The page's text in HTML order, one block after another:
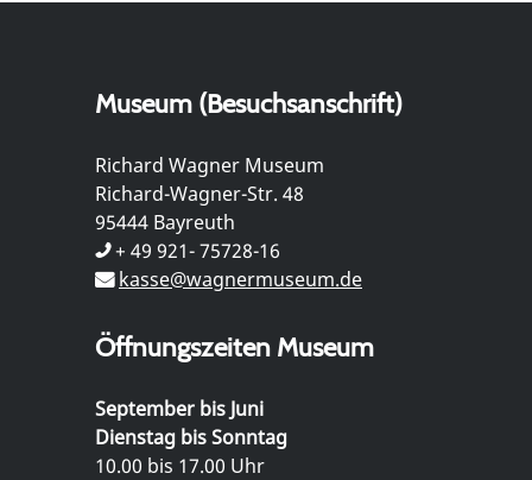
Museum (Besuchsanschrift)
Richard Wagner Museum
Richard-Wagner-Str. 48
95444 Bayreuth
+ 49 921- 75728-16
kasse@wagnermuseum.de
Öffnungszeiten Museum
September bis Juni
Dienstag bis Sonntag
10.00 bis 17.00 Uhr